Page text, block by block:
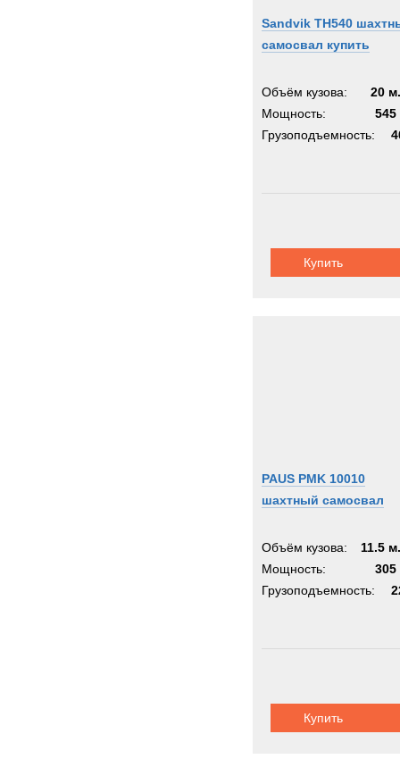
Sandvik TH540
самосвал купить
Объём кузова:
20
Мощность:
545
Грузоподъемность:
Купить
PAUS PMK 10010
шахтный самосвал
Объём кузова:
11.5
Мощность:
305
Грузоподъемность:
Купить